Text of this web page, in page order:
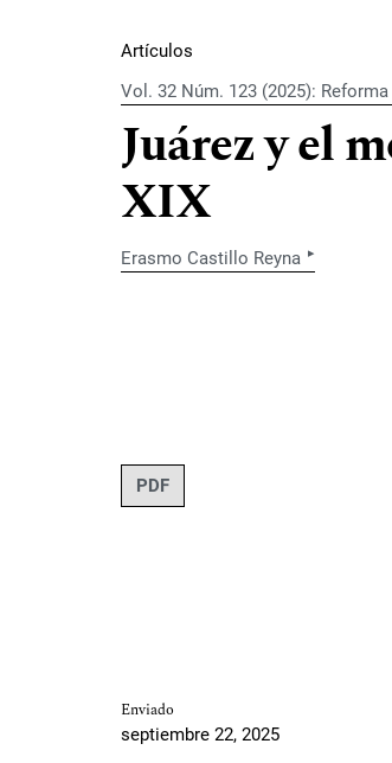
Artículos
Vol. 32 Núm. 123 (2025): Reforma
Juárez y el
XIX
Erasmo Castillo Reyna ▸
PDF
Enviado
septiembre 22, 2025